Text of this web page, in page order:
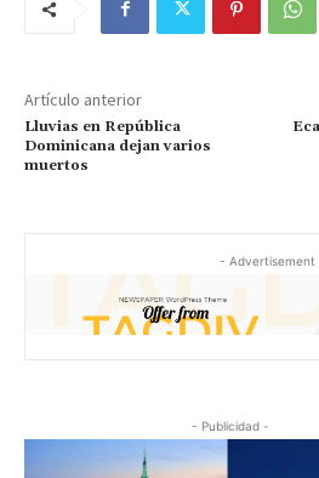
Artículo anterior
Lluvias en República
Dominicana dejan varios
muertos
- Advertisement
- Publicidad -